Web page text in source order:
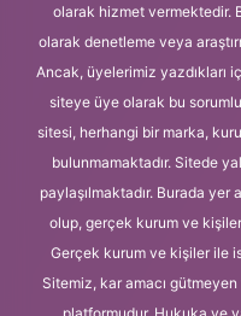
olarak hizmet vermektedir.
olarak denetleme veya
Ancak, üyelerimiz yazdıkları
siteye üye olarak bu
sitesi, herhangi bir marka,
bulunmamaktadır. Sitede
paylaşılmaktadır. Burada
olup, gerçek kurum ve kişiler
Gerçek kurum ve kişiler ile
Sitemiz, kar amacı